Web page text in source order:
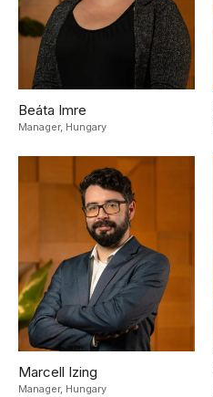
Beáta Imre
Manager, Hungary
Marcell Izing
Manager, Hungary